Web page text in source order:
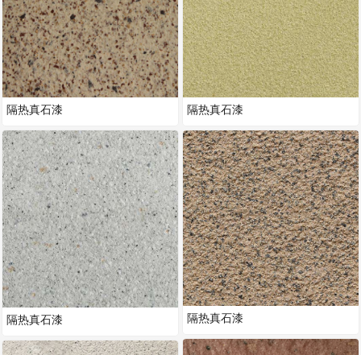
隔热真石漆
隔热真石漆
隔热真石漆
隔热真石漆